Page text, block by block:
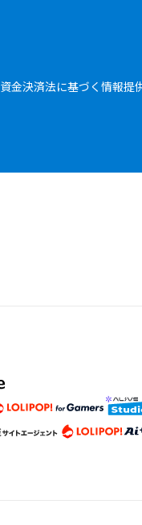
資金決済法に基づく情報提